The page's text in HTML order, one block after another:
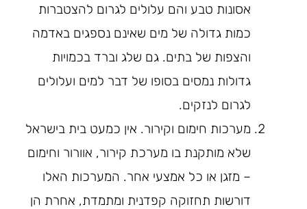
אסונות טבע והם עלולים לגרום להצטברות
כמות גדולה של מים שאינם נספגים באדמה
והצפות של בתים. גם שלג וברד בכמויות
גדולות נמסים בסופו של דבר למים ועלולים
לגרום לנזקים.
מערכות חימום וקירור. אין כמעט בית בישראל
שלא מותקנת בו מערכת קירור, אוורור וחימום
– מזגן או כל אמצעי אחר. המערכות האלו
דורשות תחזוקה קפדנית ומתמדת, אחרת הן